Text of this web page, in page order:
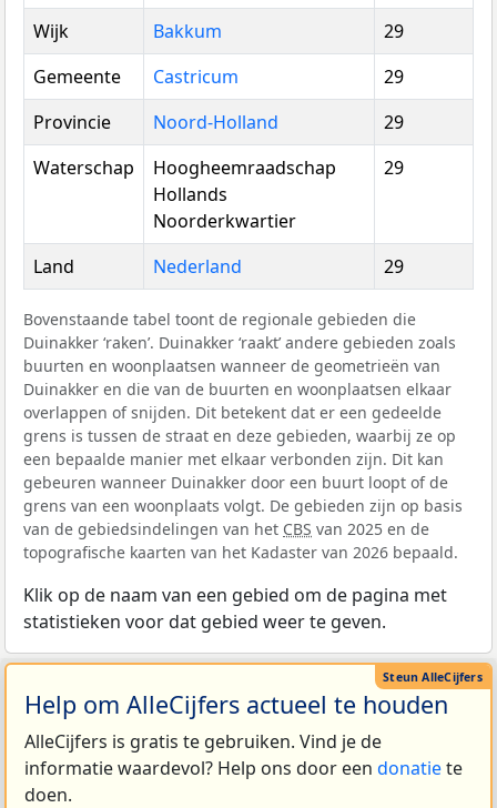
Wijk
Bakkum
29
Gemeente
Castricum
29
Provincie
Noord-Holland
29
Waterschap
Hoogheemraadschap
Hollands
Noorderkwartier
29
Land Nederland 29
Bovenstaande tabel toont de regionale gebieden die
Duinakker ‘raken’. Duinakker ‘raakt’ andere gebieden zoals
buurten en woonplaatsen wanneer de geometrieën van
Duinakker en die van de buurten en woonplaatsen elkaar
overlappen of snijden. Dit betekent dat er een gedeelde
grens is tussen de straat en deze gebieden, waarbij ze op
een bepaalde manier met elkaar verbonden zijn. Dit kan
gebeuren wanneer Duinakker door een buurt loopt of de
grens van een woonplaats volgt. De gebieden zijn op basis
van de gebiedsindelingen van het CBS van 2025 en de
topografische kaarten van het Kadaster van 2026 bepaald.
Klik op de naam van een gebied om de pagina met
statistieken voor dat gebied weer te geven.
Help om AlleCijfers actueel te houden
AlleCijfers is gratis te gebruiken. Vind je de
informatie waardevol? Help ons door een donatiete
doen.